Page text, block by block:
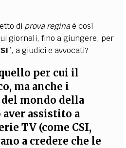
di prova reginaè così
giornali, fino a giungere, per
”, a giudici e avvocati?
per cui il
ma anche i
mondo della
assistito a
TV (come CSI,
a credere che le